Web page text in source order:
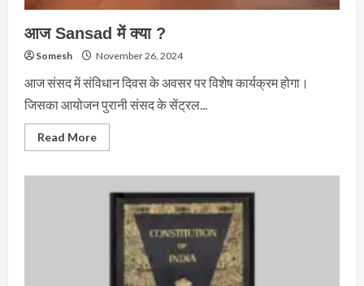
आज Sansad में क्या ?
Somesh November 26, 2024
आज संसद में संविधान दिवस के अवसर पर विशेष कार्यक्रम होगा।
जिसका आयोजन पुरानी संसद के सेंट्रल...
Read MoreRead
more